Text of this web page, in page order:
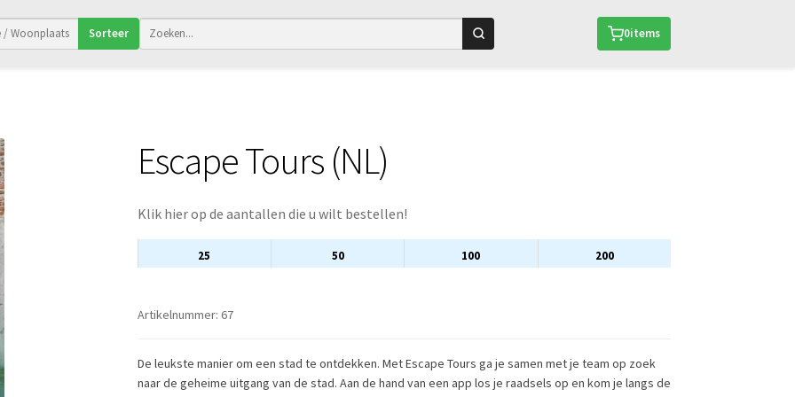
Sorteer 0items
Escape Tours (NL)
Klik hier op de aantallen die u wilt bestellen!
25 50 100 200
Artikelnummer: 67
De leukste manier om een stad te ontdekken. Met Escape Tours ga je samen met je team op zoek
naar de geheime uitgang van de stad. Aan de hand van een app los je raadsels op en kom je langs de